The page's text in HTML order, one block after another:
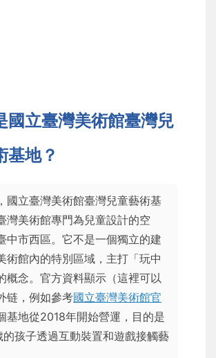
國立臺灣美術館臺灣兒
基地？
國立臺灣美術館臺灣兒童藝術基
灣美術館專門為兒童設計的空
中市西區。它不是一個獨立的建
術館內的特別區域，主打「玩中
概念。官方資料顯示（這裡可以
链，例如參考國立臺灣美術館官
基地從2018年開始營運，目的是
孩子透過互動裝置和遊戲接觸藝